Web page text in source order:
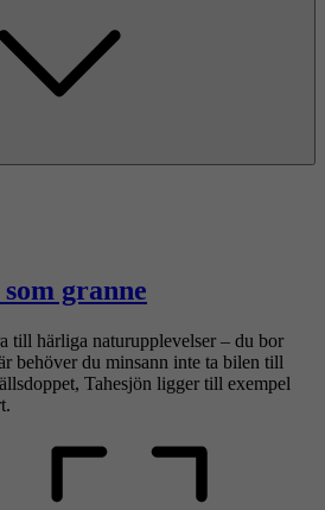
granne
till härliga naturupplevelser – du bor
behöver du minsann inte ta bilen till
Tahesjön ligger till exempel